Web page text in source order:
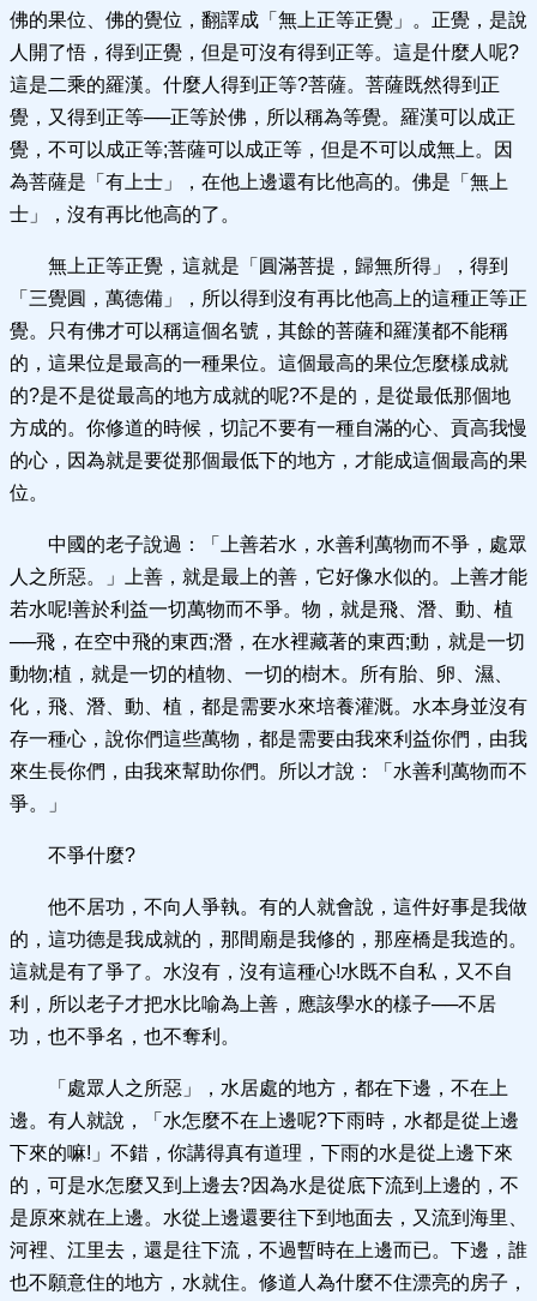
佛的果位、佛的覺位，翻譯成「無上正等正覺」。正覺，是說
人開了悟，得到正覺，但是可沒有得到正等。這是什麼人呢?
這是二乘的羅漢。什麼人得到正等?菩薩。菩薩既然得到正
覺，又得到正等──正等於佛，所以稱為等覺。羅漢可以成正
覺，不可以成正等;菩薩可以成正等，但是不可以成無上。因
為菩薩是「有上士」，在他上邊還有比他高的。佛是「無上
士」，沒有再比他高的了。
無上正等正覺，這就是「圓滿菩提，歸無所得」，得到
「三覺圓，萬德備」，所以得到沒有再比他高上的這種正等正
覺。只有佛才可以稱這個名號，其餘的菩薩和羅漢都不能稱
的，這果位是最高的一種果位。這個最高的果位怎麼樣成就
的?是不是從最高的地方成就的呢?不是的，是從最低那個地
方成的。你修道的時候，切記不要有一種自滿的心、貢高我慢
的心，因為就是要從那個最低下的地方，才能成這個最高的果
位。
中國的老子說過：「上善若水，水善利萬物而不爭，處眾
人之所惡。」上善，就是最上的善，它好像水似的。上善才能
若水呢!善於利益一切萬物而不爭。物，就是飛、潛、動、植
──飛，在空中飛的東西;潛，在水裡藏著的東西;動，就是一切
動物;植，就是一切的植物、一切的樹木。所有胎、卵、濕、
化，飛、潛、動、植，都是需要水來培養灌溉。水本身並沒有
存一種心，說你們這些萬物，都是需要由我來利益你們，由我
來生長你們，由我來幫助你們。所以才說：「水善利萬物而不
爭。」
不爭什麼?
他不居功，不向人爭執。有的人就會說，這件好事是我做
的，這功德是我成就的，那間廟是我修的，那座橋是我造的。
這就是有了爭了。水沒有，沒有這種心!水既不自私，又不自
利，所以老子才把水比喻為上善，應該學水的樣子──不居
功，也不爭名，也不奪利。
「處眾人之所惡」，水居處的地方，都在下邊，不在上
邊。有人就說，「水怎麼不在上邊呢?下雨時，水都是從上邊
下來的嘛!」不錯，你講得真有道理，下雨的水是從上邊下來
的，可是水怎麼又到上邊去?因為水是從底下流到上邊的，不
是原來就在上邊。水從上邊還要往下到地面去，又流到海里、
河裡、江里去，還是往下流，不過暫時在上邊而已。下邊，誰
也不願意住的地方，水就住。修道人為什麼不住漂亮的房子，